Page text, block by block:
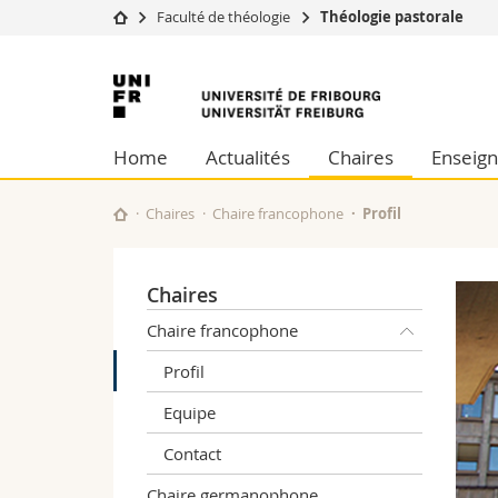
Université
Recherche
Université
Formation continue
Sciences
Lettres et
Faculté de théologie Théologie pastorale
Université
de
Fribourg
Home Actualités Chaires
Chaires Chaire francophone Profil
Chaires
Chaire francophone
Profil
Equipe
Contact